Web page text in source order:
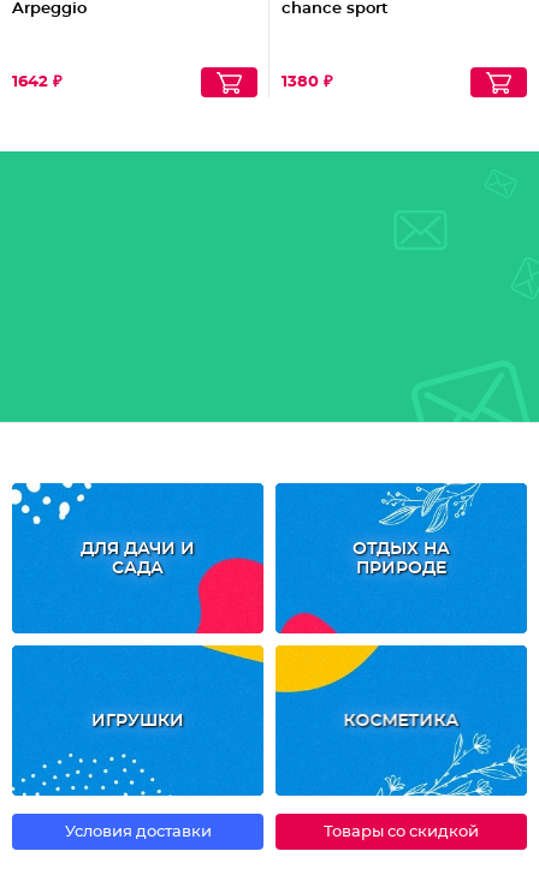
Arpeggio
1642 ₽
chance sport
1380 ₽
ДЛЯ ДАЧИ И
САДА
ОТДЫХ НА
ПРИРОДЕ
ИГРУШКИ КОСМЕТИКА
Условия доставки Товары со скидкой